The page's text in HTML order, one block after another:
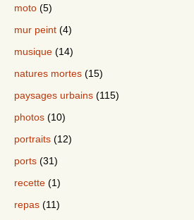
moto (5)
mur peint (4)
musique (14)
natures mortes (15)
paysages urbains (115)
photos (10)
portraits (12)
ports (31)
recette (1)
repas (11)